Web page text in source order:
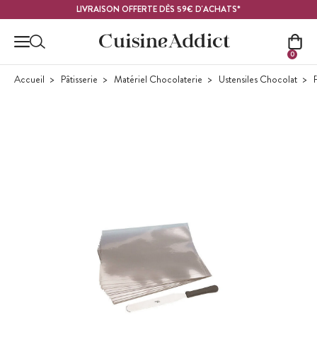
LIVRAISON OFFERTE DÈS 59€ D'ACHATS*
0
Accueil Pâtisserie Matériel Chocolaterie Ustensiles Chocolat